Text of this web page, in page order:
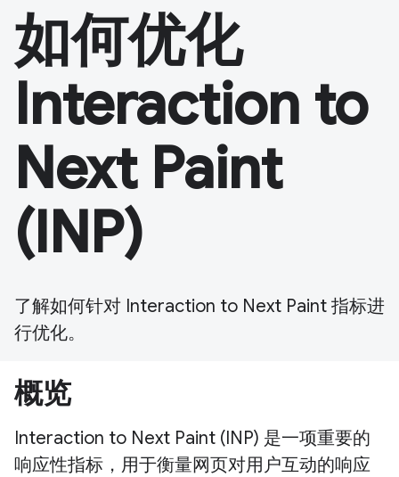
如何优化
Interaction to
Next Paint
(INP)
了解如何针对 Interaction to Next Paint 指标进
行优化。
概览
Interaction to Next Paint (INP) 是一项重要的
响应性指标，用于衡量网页对用户互动的响应